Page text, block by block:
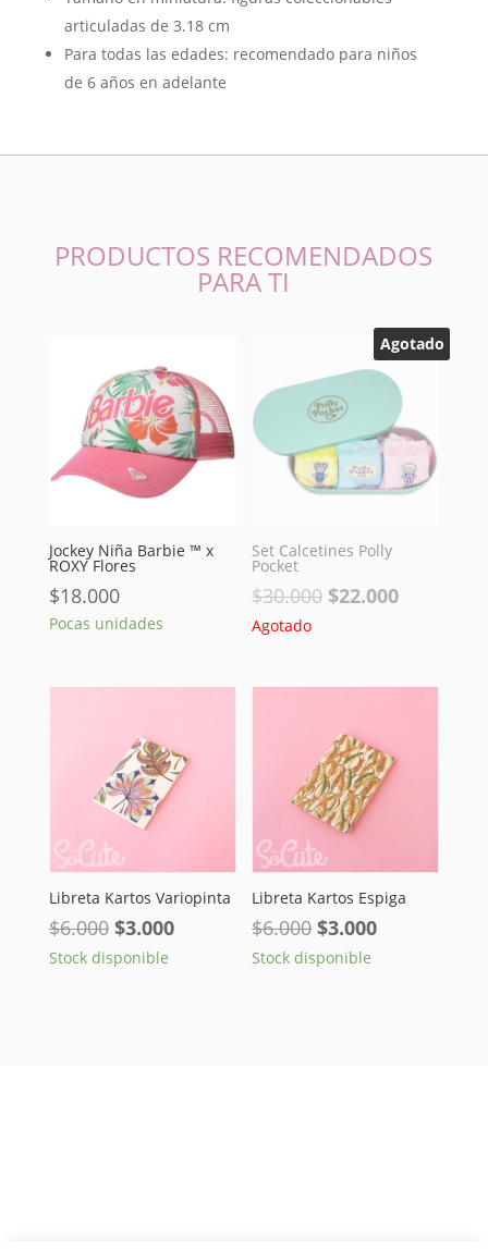
articuladas de 3.18 cm
Para todas las edades: recomendado para niños
de 6 años en adelante
PRODUCTOS RECOMENDADOS
PARA TI
Jockey Niña Barbie ™ x
ROXY Flores
$18.000
Pocas unidades
Agotado
Set Calcetines Polly
Pocket
$30.000 El
$22.000El
Agotado
Libreta Kartos Variopinta
$6.000 El
precio
$3.000El
Stock disponible
Libreta Kartos Espiga
$6.000 El
precio
$3.000El
Stock disponible